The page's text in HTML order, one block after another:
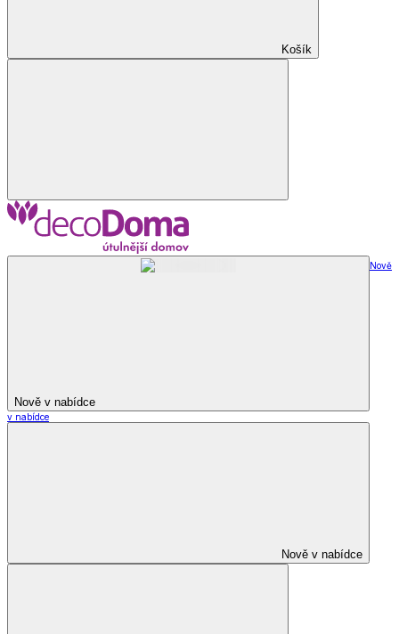
Košík
Nově v nabídce
Nově
v nabídce
Nově v nabídce